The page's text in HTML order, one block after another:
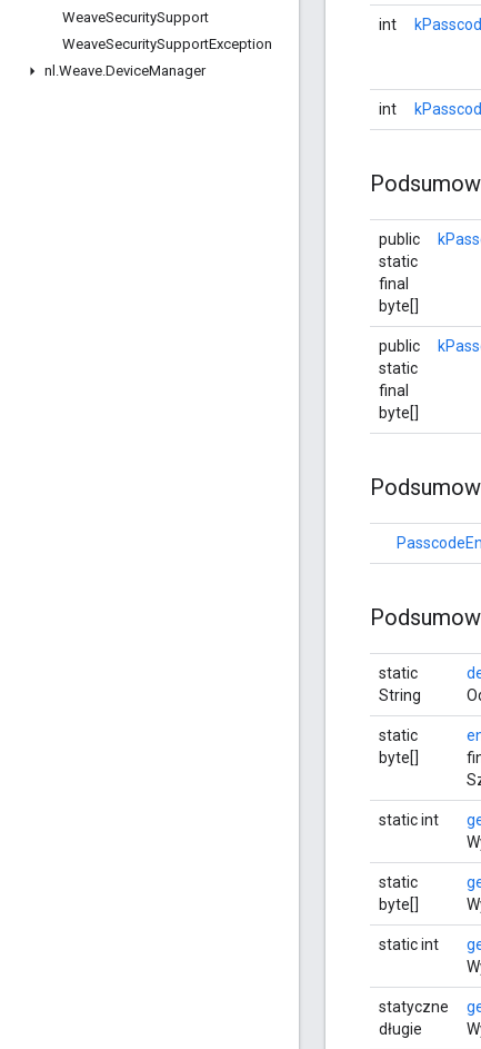
WeaveSecuritySupport
WeaveSecuritySupportException
nl .Weave.DeviceManager
int
int
public
static
final
byte[]
public
static
final
byte[]
static
String
static
byte[]
static int
static
byte[]
static int
statyczne
długie